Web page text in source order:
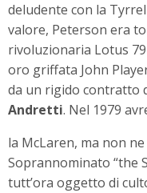
deludente con la
valore, Peterson era
rivoluzionaria Lotus
oro griffata John
da un rigido contratto
Andretti. Nel 1979
la McLaren, ma non
Soprannominato “the
tutt’ora oggetto di